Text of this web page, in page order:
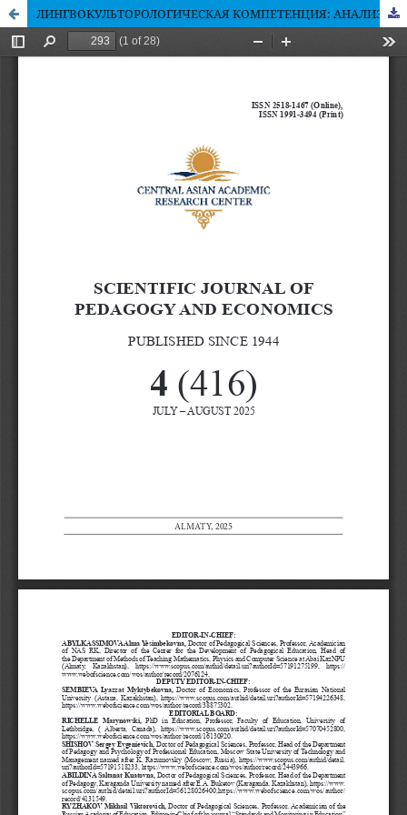
ЛИНГВОКУЛЬТОРОЛОГИЧЕСКАЯ КОМПЕТЕНЦИЯ: АНАЛИЗ УЧЕБНЫХ ТЕКСТОВ